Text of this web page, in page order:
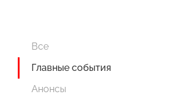
Все
Главные события
Анонсы